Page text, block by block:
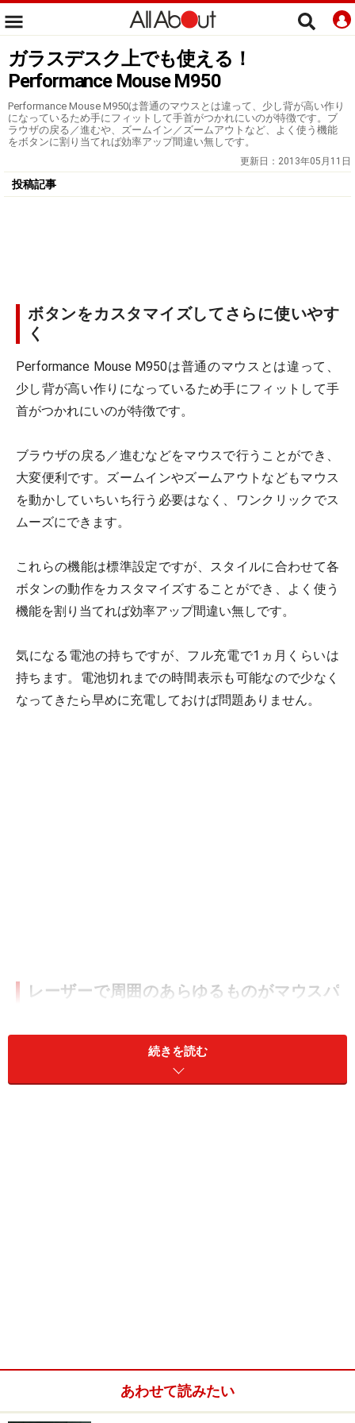
ガラスデスク上でも使える！
Performance Mouse M950
Performance Mouse M950は普通のマウスとは違って、少し背が高い作り
になっているため手にフィットして手首がつかれにいのが特徴です。ブ
ラウザの戻る／進むや、ズームイン／ズームアウトなど、よく使う機能
をボタンに割り当てれば効率アップ間違い無しです。
更新日： 2013年05月11日
投稿記事
ボタンをカスタマイズしてさらに使いやす
く
Performance Mouse M950は普通のマウスとは違って、
少し背が高い作りになっているため手にフィットして手
首がつかれにいのが特徴です。
ブラウザの戻る／進むなどをマウスで行うことができ、
大変便利です。ズームインやズームアウトなどもマウス
を動かしていちいち行う必要はなく、ワンクリックでス
ムーズにできます。
これらの機能は標準設定ですが、スタイルに合わせて各
ボタンの動作をカスタマイズすることができ、よく使う
機能を割り当てれば効率アップ間違い無しです。
気になる電池の持ちですが、フル充電で1ヵ月くらいは
持ちます。電池切れまでの時間表示も可能なので少なく
なってきたら早めに充電しておけば問題ありません。
レーザーで周囲のあらゆるものがマウスパ
「ロジクール Darkfield レーザー トラッキング」という
機能を搭載しており、ほぼあらゆる表面上でトラッキン
グできるため、ガラスデスク上でもマウスが使用できて
続きを読む
あわせて読みたい